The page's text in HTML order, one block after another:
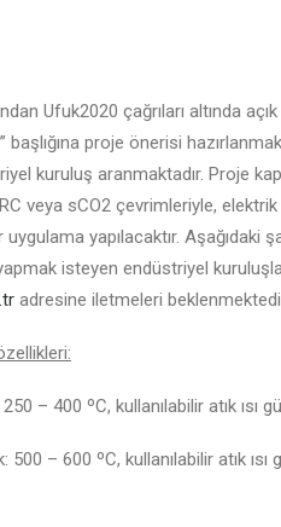
Ufuk2020 çağrıları altında açık
” başlığına proje önerisi
kuruluş aranmaktadır. Proje
veya sCO2 çevrimleriyle,
yapılacaktır. Aşağıdaki
isteyen endüstriyel
adresine iletmeleri
– 400 ºC, kullanılabilir atık ısı
500 – 600 ºC, kullanılabilir atık